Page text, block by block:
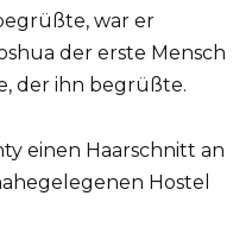
war er
der erste Mensch
der ihn begrüßte.
einen Haarschnitt an
Hostel